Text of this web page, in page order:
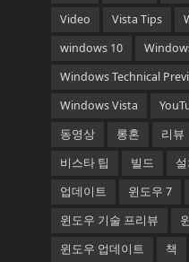
Video
Vista Tips
windows 10
Windows Technical
Windows Vista
동영상
롱혼 리뷰
비스타 팁
빌드
업데이트
윈도우 7
윈도우 기술 프리뷰
윈도우 업데이트
책